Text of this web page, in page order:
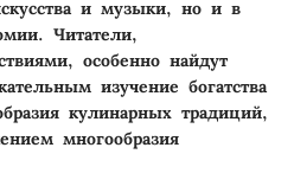
и музыки, но и в
Читатели,
особенно найдут
изучение богатства
кулинарных традиций,
многообразия